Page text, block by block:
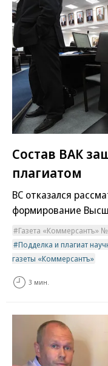
Состав ВАК
плагиатом
ВС отказался
формирование
Газета «Коммерсантъ»
Подделка и плагиат
газеты «Коммерсантъ»
3 мин.